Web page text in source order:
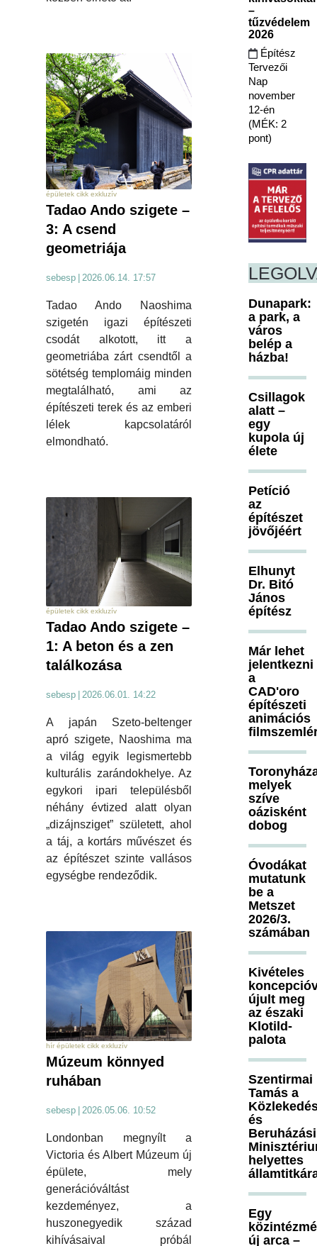
épületek cikk exkluzív
Tadao Ando szigete –
3: A csend
geometriája
sebesp | 2026.06.14. 17:57
Tadao Ando Naoshima
szigetén igazi építészeti
csodát alkotott, itt a
geometriába zárt csendtől a
sötétség templomáig minden
megtalálható, ami az
építészeti terek és az emberi
lélek kapcsolatáról
elmondható.
épületek cikk exkluzív
Tadao Ando szigete –
1: A beton és a zen
találkozása
sebesp 2026.06.01. 14:22
A japán Szeto-beltenger
apró szigete, Naoshima ma
a világ egyik legismertebb
kulturális zarándokhelye. Az
egykori ipari településből
néhány évtized alatt olyan
„dizájnsziget” született, ahol
a táj, a kortárs művészet és
az építészet szinte vallásos
egységbe rendeződik.
hír épületek cikk exkluzív
Múzeum könnyed
ruhában
sebesp | 2026.05.06. 10:52
Londonban megnyílt a
Victoria és Albert Múzeum új
épülete, mely
generációváltást
kezdeményez, a
huszonegyedik század
kihívásaival próbál
–
tűzvédelem
2026
Építész
Tervezői
Nap
november
12-én
(MÉK: 2
pont)
Dunapark:
a park, a
város
belép a
házba!
Csillagok
alatt –
egy
kupola új
élete
Petíció
az
építészet
jövőjéért
Elhunyt
Dr. Bitó
János
építész
Már lehet
jelentkezni
a
CAD'oro
építészeti
animációs
melyek
szíve
oázisként
dobog
Óvodákat
mutatunk
be a
Metszet
2026/3.
számában
Kivételes
újult meg
az északi
Klotild-
palota
Szentirmai
Tamás a
és
Beruházási
helyettes
Egy
új arca –